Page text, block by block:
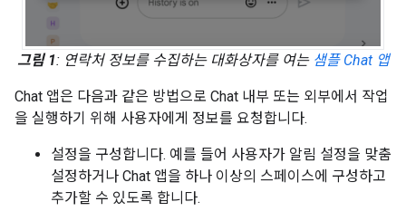
그림 1: 연락처 정보를 수집하는 대화상자를 여는 샘플 Chat 앱
Chat 앱은 다음과 같은 방법으로 Chat 내부 또는 외부에서 작업
을 실행하기 위해 사용자에게 정보를 요청합니다.
설정을 구성합니다. 예를 들어 사용자가 알림 설정을 맞춤
설정하거나 Chat 앱을 하나 이상의 스페이스에 구성하고
추가할 수 있도록 합니다.